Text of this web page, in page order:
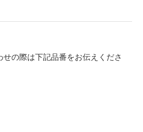
急須
タンブラー
せの際は下記品番をお伝えくださ